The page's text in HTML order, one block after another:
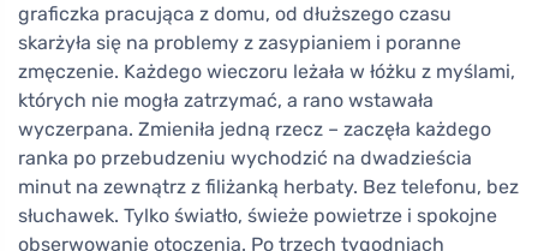
graficzka pracująca z domu, od dłuższego czasu
skarżyła się na problemy z zasypianiem i poranne
zmęczenie. Każdego wieczoru leżała w łóżku z myślami,
których nie mogła zatrzymać, a rano wstawała
wyczerpana. Zmieniła jedną rzecz – zaczęła każdego
ranka po przebudzeniu wychodzić na dwadzieścia
minut na zewnątrz z filiżanką herbaty. Bez telefonu, bez
słuchawek. Tylko światło, świeże powietrze i spokojne
obserwowanie otoczenia. Po trzech tygodniach